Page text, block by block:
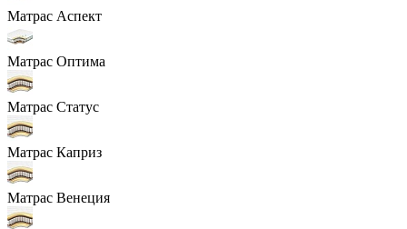
Матрас Аспект
Матрас Оптима
Матрас Статус
Матрас Каприз
Матрас Венеция